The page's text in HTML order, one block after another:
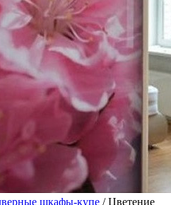
шкафы-купе / Цветение